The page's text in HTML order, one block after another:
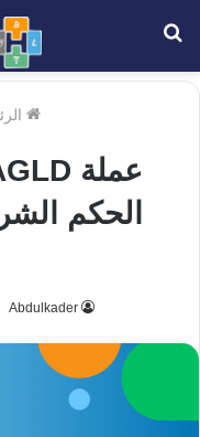
الحكم
Abdulkader